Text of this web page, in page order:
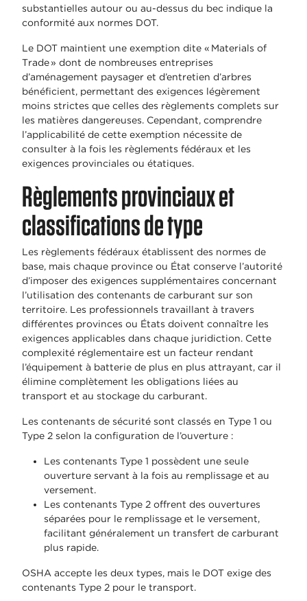
substantielles autour ou au-dessus du bec indique la
conformité aux normes DOT.
Le DOT maintient une exemption dite « Materials of
Trade » dont de nombreuses entreprises
d’aménagement paysager et d’entretien d’arbres
bénéficient, permettant des exigences légèrement
moins strictes que celles des règlements complets sur
les matières dangereuses. Cependant, comprendre
l’applicabilité de cette exemption nécessite de
consulter à la fois les règlements fédéraux et les
exigences provinciales ou étatiques.
Règlements provinciaux et
classifications de type
Les règlements fédéraux établissent des normes de
base, mais chaque province ou État conserve l’autorité
d’imposer des exigences supplémentaires concernant
l’utilisation des contenants de carburant sur son
territoire. Les professionnels travaillant à travers
différentes provinces ou États doivent connaître les
exigences applicables dans chaque juridiction. Cette
complexité réglementaire est un facteur rendant
l’équipement à batterie de plus en plus attrayant, car il
élimine complètement les obligations liées au
transport et au stockage du carburant.
Les contenants de sécurité sont classés en Type 1 ou
Type 2 selon la configuration de l’ouverture :
Les contenants Type 1 possèdent une seule
ouverture servant à la fois au remplissage et au
versement.
Les contenants Type 2 offrent des ouvertures
séparées pour le remplissage et le versement,
facilitant généralement un transfert de carburant
plus rapide.
OSHA accepte les deux types, mais le DOT exige des
contenants Type 2 pour le transport.